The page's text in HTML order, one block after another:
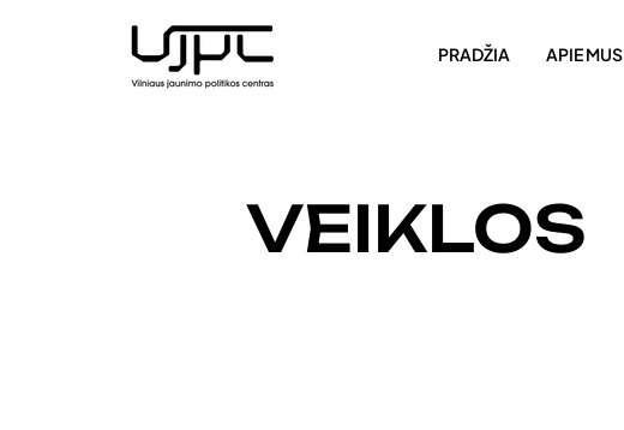
PRADŽIA APIE MUS
VEIKLOS